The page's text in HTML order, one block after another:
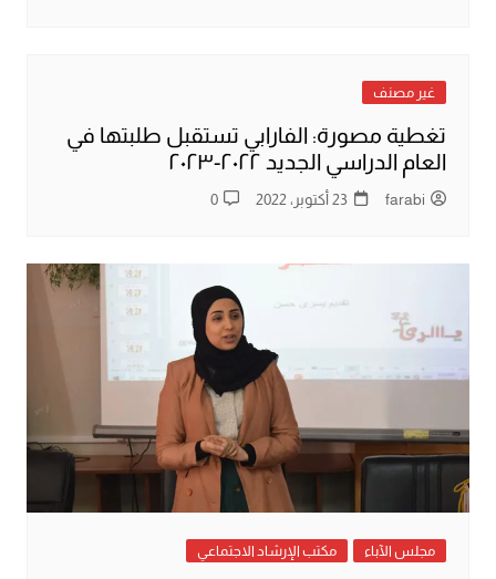
غير مصنف
تغطية مصورة: الفارابي تستقبل طلبتها في
العام الدراسي الجديد ٢٠٢٢-٢٠٢٣
farabi 23 أكتوبر، 2022 0
مجلس الآباء مكتب الإرشاد الاجتماعي